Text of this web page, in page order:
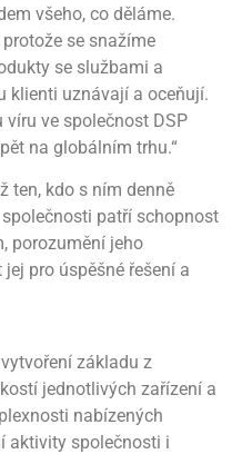
všeho, co děláme.
se snažíme
se službami a
klienti uznávají a oceňují.
ve společnost DSP
na globálním trhu.“
ten, kdo s ním denně
patří schopnost
porozumění jeho
pro úspěšné řešení a
základu z
jednotlivých zařízení a
nabízených
aktivity společnosti i